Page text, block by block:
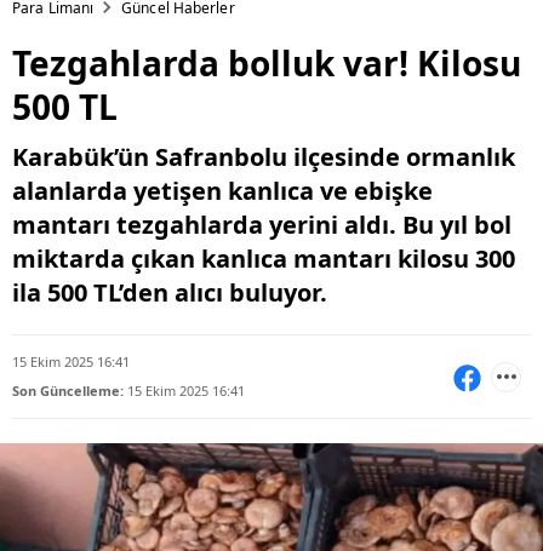
Para Limanı Güncel Haberler
Tezgahlarda bolluk var! Kilosu
500 TL
Karabük’ün Safranbolu ilçesinde ormanlık
alanlarda yetişen kanlıca ve ebişke
mantarı tezgahlarda yerini aldı. Bu yıl bol
miktarda çıkan kanlıca mantarı kilosu 300
ila 500 TL’den alıcı buluyor.
15 Ekim 2025 16:41
Son Güncelleme: 15 Ekim 2025 16:41